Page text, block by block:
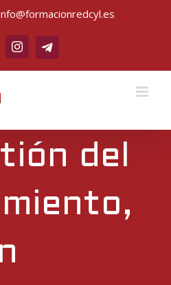
Instagram
Telegram
del